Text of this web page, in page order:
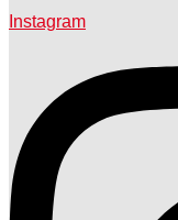
Instagram